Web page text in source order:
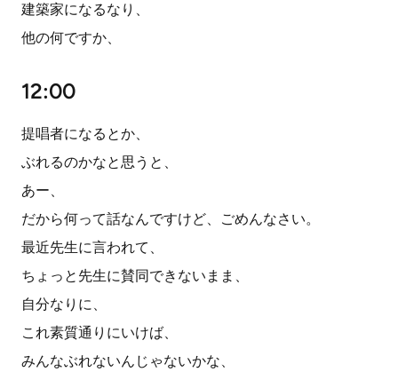
建築家になるなり、
他の何ですか、
12:00
提唱者になるとか、
ぶれるのかなと思うと、
あー、
だから何って話なんですけど、ごめんなさい。
最近先生に言われて、
ちょっと先生に賛同できないまま、
自分なりに、
これ素質通りにいけば、
みんなぶれないんじゃないかな、